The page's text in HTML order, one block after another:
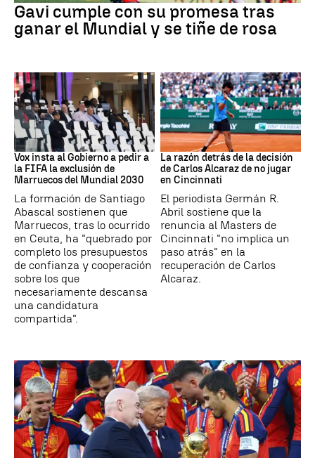
Gavi cumple con su promesa tras
ganar el Mundial y se tiñe de rosa
Mundial 2030
Vox insta al Gobierno a pedir a
la FIFA la exclusión de
Marruecos del Mundial 2030
La formación de Santiago
Abascal sostienen que
Marruecos, tras lo ocurrido
en Ceuta, ha "quebrado por
completo los presupuestos
de confianza y cooperación
sobre los que
necesariamente descansa
una candidatura
compartida".
Tenis
La razón detrás de la decisión
de Carlos Alcaraz de no jugar
en Cincinnati
El periodista Germán R.
Abril sostiene que la
renuncia al Masters de
Cincinnati "no implica un
paso atrás" en la
recuperación de Carlos
Alcaraz.